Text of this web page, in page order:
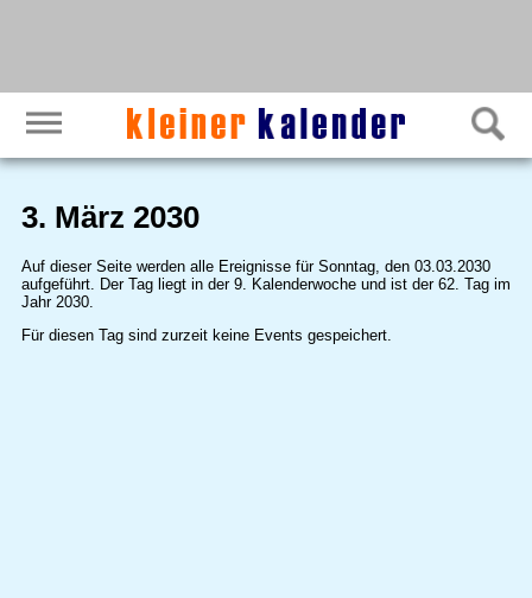
3. März 2030
Auf dieser Seite werden alle Ereignisse für Sonntag, den 03.03.2030
aufgeführt. Der Tag liegt in der 9. Kalenderwoche und ist der 62. Tag im
Jahr 2030.
Für diesen Tag sind zurzeit keine Events gespeichert.